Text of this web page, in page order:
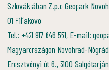
Szlovákiában Z.p.o Geopark
01 Fiľakovo
Tel.: +421 917 646 551, E-mail:
Magyarországon Novohrad-
Eresztvényi út 6., 3100 Salgótarján